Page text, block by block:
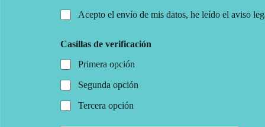
Acepto el envío de mis datos, he leído el aviso
Casillas de verificación
Primera opción
Segunda opción
Tercera opción